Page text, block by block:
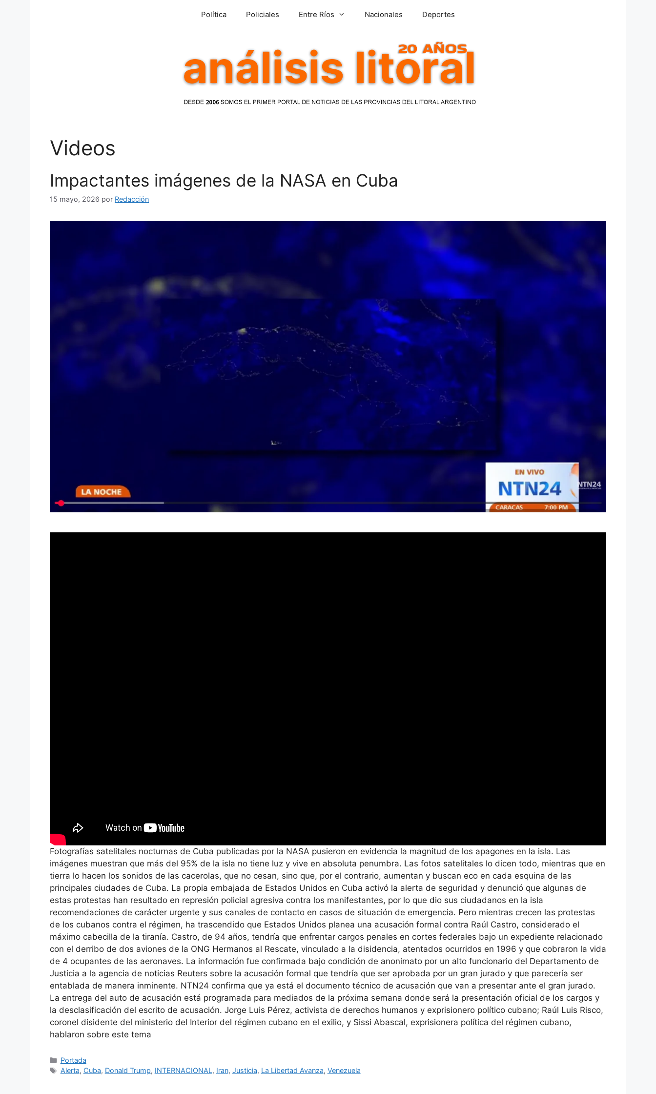
Política Policiales Entre Ríos Nacionales Deportes
Videos
Impactantes imágenes de la NASA en Cuba
15 mayo, 2026 por Redacción
Fotografías satelitales nocturnas de Cuba publicadas por la NASA pusieron en evidencia la magnitud de los apagones en la isla. Las
imágenes muestran que más del 95% de la isla no tiene luz y vive en absoluta penumbra. Las fotos satelitales lo dicen todo, mientras que en
tierra lo hacen los sonidos de las cacerolas, que no cesan, sino que, por el contrario, aumentan y buscan eco en cada esquina de las
principales ciudades de Cuba. La propia embajada de Estados Unidos en Cuba activó la alerta de seguridad y denunció que algunas de
estas protestas han resultado en represión policial agresiva contra los manifestantes, por lo que dio sus ciudadanos en la isla
recomendaciones de carácter urgente y sus canales de contacto en casos de situación de emergencia. Pero mientras crecen las protestas
de los cubanos contra el régimen, ha trascendido que Estados Unidos planea una acusación formal contra Raúl Castro, considerado el
máximo cabecilla de la tiranía. Castro, de 94 años, tendría que enfrentar cargos penales en cortes federales bajo un expediente relacionado
con el derribo de dos aviones de la ONG Hermanos al Rescate, vinculado a la disidencia, atentados ocurridos en 1996 y que cobraron la vida
de 4 ocupantes de las aeronaves. La información fue confirmada bajo condición de anonimato por un alto funcionario del Departamento de
Justicia a la agencia de noticias Reuters sobre la acusación formal que tendría que ser aprobada por un gran jurado y que parecería ser
entablada de manera inminente. NTN24 confirma que ya está el documento técnico de acusación que van a presentar ante el gran jurado.
La entrega del auto de acusación está programada para mediados de la próxima semana donde será la presentación oficial de los cargos y
la desclasificación del escrito de acusación. Jorge Luis Pérez, activista de derechos humanos y exprisionero político cubano; Raúl Luis Risco,
coronel disidente del ministerio del Interior del régimen cubano en el exilio, y Sissi Abascal, exprisionera política del régimen cubano,
hablaron sobre este tema
Categorías
Portada
Etiquetas
Alerta, Cuba, Donald Trump, INTERNACIONAL, Iran, Justicia, La Libertad Avanza, Venezuela